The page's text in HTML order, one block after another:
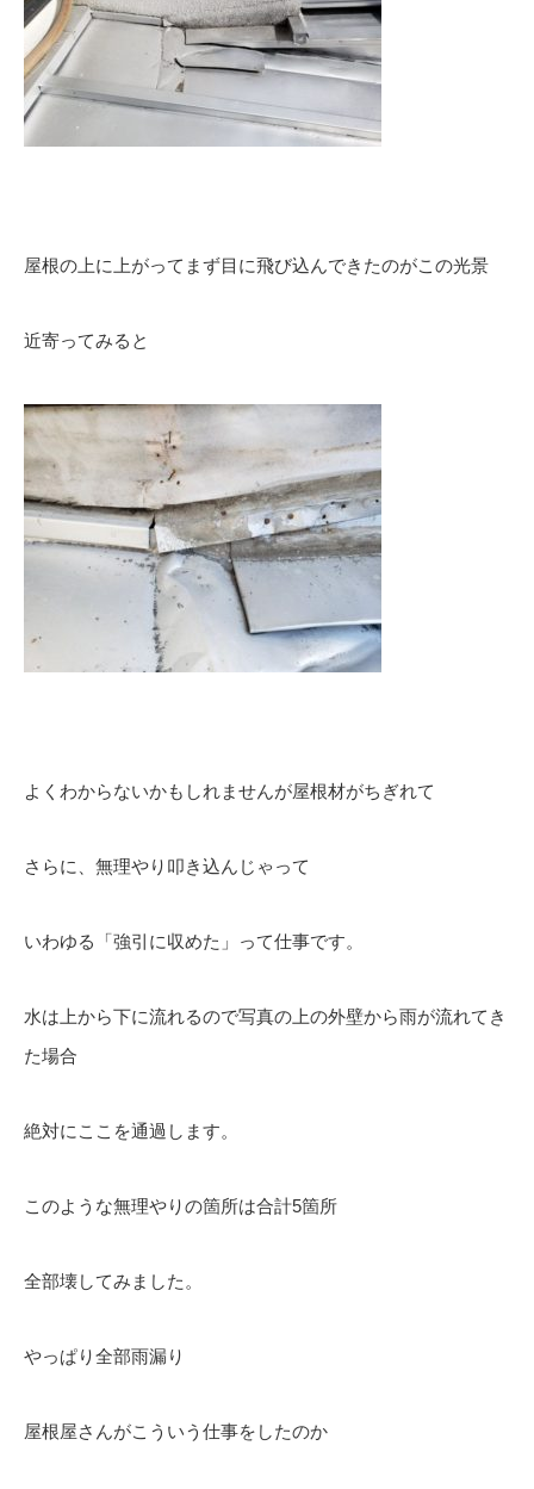
屋根の上に上がってまず目に飛び込んできたのがこの光景
近寄ってみると
よくわからないかもしれませんが屋根材がちぎれて
さらに、無理やり叩き込んじゃって
いわゆる「強引に収めた」って仕事です。
水は上から下に流れるので写真の上の外壁から雨が流れてき
た場合
絶対にここを通過します。
このような無理やりの箇所は合計5箇所
全部壊してみました。
やっぱり全部雨漏り
屋根屋さんがこういう仕事をしたのか